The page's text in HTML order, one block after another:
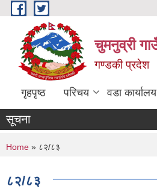
Skip to main content
चुमनुव्री
गण्डकी प्रदेश
गृहपृष्ठ परिचय वडा कार्यालय
सूचना
You are here
Home » ८२/८३
८२/८३